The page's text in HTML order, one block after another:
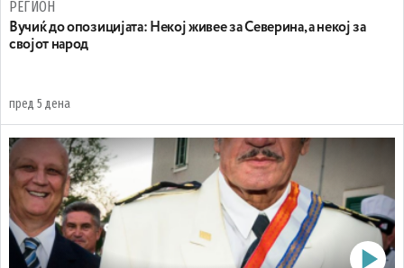
РЕГИОН
Вучиќ до опозицијата: Некој живее за Северина, а некој за
својот народ
пред 5 дена